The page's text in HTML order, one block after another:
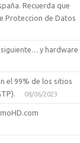
Recuerda que
Proteccion de Datos
y hardware
el 99% de los sitios
08/06/2023